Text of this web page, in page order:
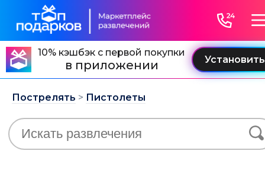
10% кэшбэк с первой покупки
в приложении
Пострелять > Пистолеты